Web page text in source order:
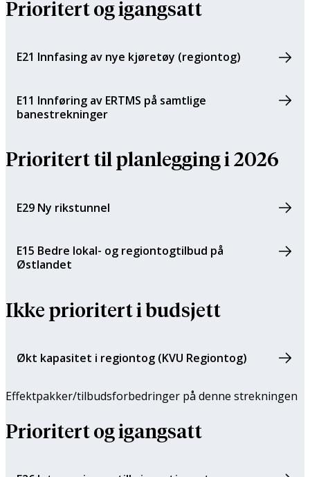
Prioritert og igangsatt
E21 Innfasing av nye kjøretøy (regiontog)
E11 Innføring av ERTMS på samtlige
banestrekninger
Prioritert til planlegging i 2026
E29 Ny rikstunnel
E15 Bedre lokal- og regiontogtilbud på
Østlandet
Ikke prioritert i budsjett
Økt kapasitet i regiontog (KVU Regiontog)
Effektpakker/tilbuds­forbedringer på denne strekningen
Prioritert og igangsatt